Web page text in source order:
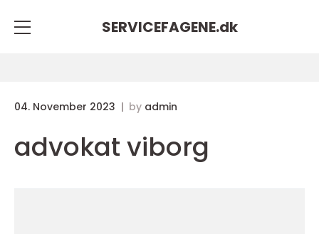
SERVICEFAGENE.dk
04. November 2023 by admin
advokat viborg